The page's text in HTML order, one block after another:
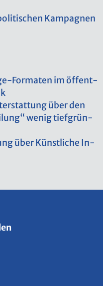
Kam­pa­gnen
For­ma­ten im öf­fent­
über den
wenig tief­grün­
über Künst­li­che In­